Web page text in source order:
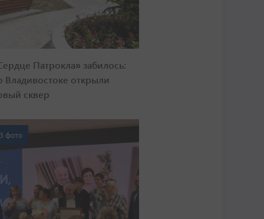
Патрокла» забилось:
Владивостоке открыли
сквер
фото